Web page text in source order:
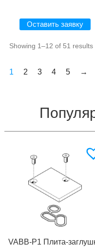
Оставить заявку
Showing 1–12 of 51 results
1 2 3 4 5 →
VABB-P1 Плита-